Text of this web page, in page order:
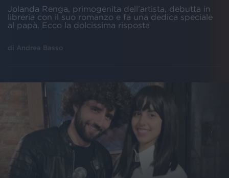
Jolanda Renga, primogenita dell’artista, debutta in
libreria con il suo romanzo e fa una dedica speciale
al papà. Ecco la dolcissima risposta
di Andrea Basso